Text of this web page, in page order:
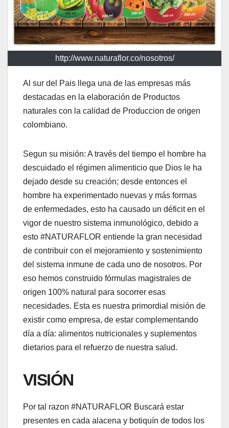
http://www.naturaflor.co/nosotros/
Al sur del Pais llega una de las empresas más
destacadas en la elaboración de Productos
naturales con la calidad de Produccion de origen
colombiano.
Segun su misión: A través del tiempo el hombre ha
descuidado el régimen alimenticio que Dios le ha
dejado desde su creación; desde entonces el
hombre ha experimentado nuevas y más formas
de enfermedades, esto ha causado un déficit en el
vigor de nuestro sistema inmunológico, debido a
esto #NATURAFLOR entiende la gran necesidad
de contribuir con el mejoramiento y sostenimiento
del sistema inmune de cada uno de nosotros. Por
eso hemos construido fórmulas magistrales de
origen 100% natural para socorrer esas
necesidades. Esta es nuestra primordial misión de
existir como empresa, de estar complementando
día a día: alimentos nutricionales y suplementos
dietarios para el refuerzo de nuestra salud.
VISIÓN
Por tal razon #NATURAFLOR Buscará estar
presentes en cada alacena y botiquín de todos los